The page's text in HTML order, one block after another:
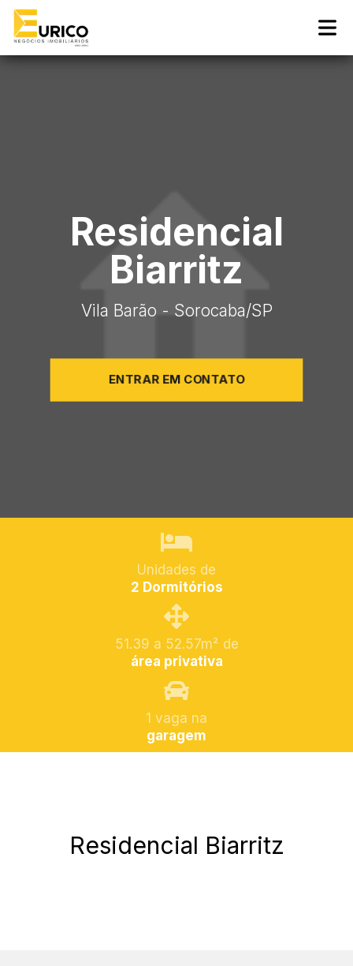
Residencial
Biarritz
Vila Barão - Sorocaba/SP
ENTRAR EM CONTATO
Unidades de
2 Dormitórios
51.39 a 52.57m² de
área privativa
1 vaga na
garagem
Residencial Biarritz